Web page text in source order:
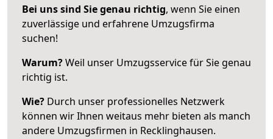
Bei uns sind Sie genau richtig, wenn Sie einen
zuverlässige und erfahrene Umzugsfirma
suchen!
Warum?Weil unser Umzugsservice für Sie genau
richtig ist.
Wie? Durch unser professionelles Netzwerk
können wir Ihnen weitaus mehr bieten als manch
andere Umzugsfirmen in Recklinghausen.